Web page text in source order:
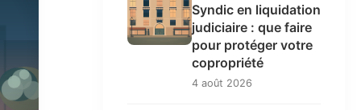
Syndic en liquidation
judiciaire : que faire
pour protéger votre
copropriété
4 août 2026